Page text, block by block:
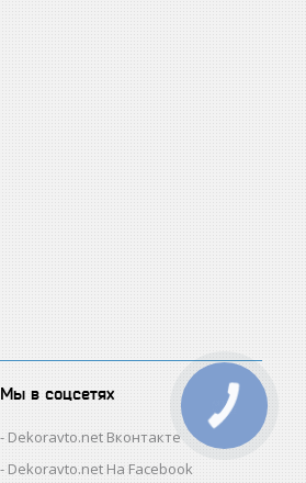
Мы в соцсетях
Dekoravto.net Вконтакте
Dekoravto.net На Facebook